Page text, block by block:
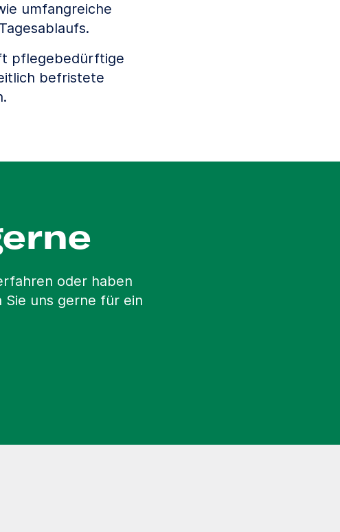
umfangreiche
pflegebedürftige
befristete
oder haben
uns gerne für ein